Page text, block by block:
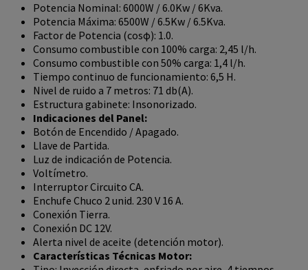
Potencia Nominal: 6000W / 6.0Kw / 6Kva.
Potencia Máxima: 6500W / 6.5Kw / 6.5Kva.
Factor de Potencia (cosφ): 1.0.
Consumo combustible con 100% carga: 2,45 l/h.
Consumo combustible con 50% carga: 1,4 l/h.
Tiempo continuo de funcionamiento: 6,5 H.
Nivel de ruido a 7 metros: 71 db(A).
Estructura gabinete: Insonorizado.
Indicaciones del Panel:
Botón de Encendido / Apagado.
Llave de Partida.
Luz de indicación de Potencia.
Voltímetro.
Interruptor Circuito CA.
Enchufe Chuco 2 unid. 230 V 16 A.
Conexión Tierra.
Conexión DC 12V.
Alerta nivel de aceite (detención motor).
Características Técnicas Motor: